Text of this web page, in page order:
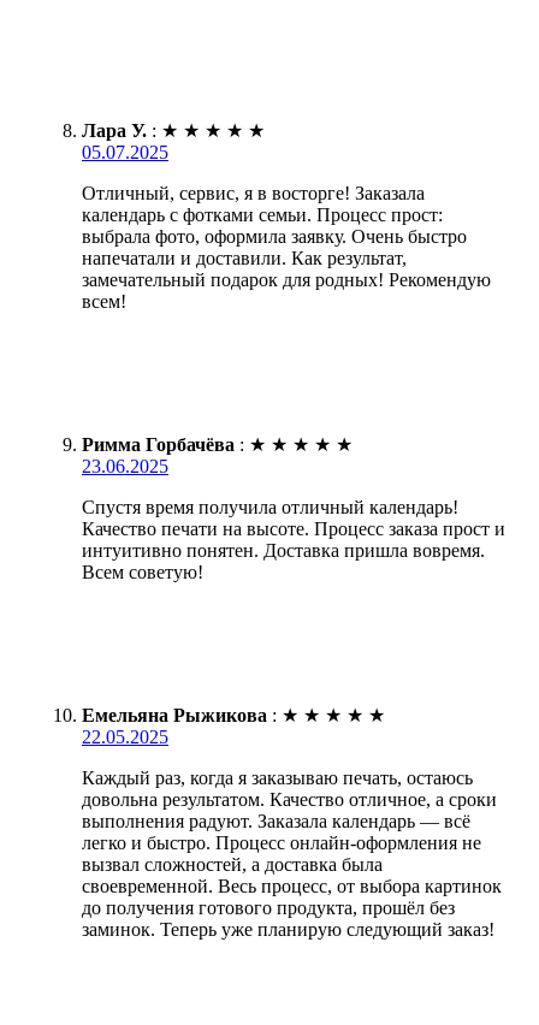
Лара У. : ★ ★ ★ ★ ★
05.07.2025
Отличный, сервис, я в восторге! Заказала
календарь с фотками семьи. Процесс прост:
выбрала фото, оформила заявку. Очень быстро
напечатали и доставили. Как результат,
замечательный подарок для родных! Рекомендую
всем!
Римма Горбачёва : ★ ★ ★ ★ ★
23.06.2025
Спустя время получила отличный календарь!
Качество печати на высоте. Процесс заказа прост и
интуитивно понятен. Доставка пришла вовремя.
Всем советую!
Емельяна Рыжикова : ★ ★ ★ ★ ★
22.05.2025
Каждый раз, когда я заказываю печать, остаюсь
довольна результатом. Качество отличное, а сроки
выполнения радуют. Заказала календарь — всё
легко и быстро. Процесс онлайн-оформления не
вызвал сложностей, а доставка была
своевременной. Весь процесс, от выбора картинок
до получения готового продукта, прошёл без
заминок. Теперь уже планирую следующий заказ!